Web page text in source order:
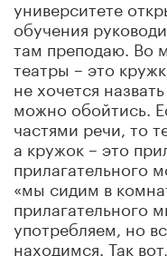
университете
обучения
там преподаю. Во
театры – это
не хочется
можно обойтись.
частями речи, то
а кружок – это
прилагательного
«мы сидим в
прилагательного
употребляем, но
находимся. Так